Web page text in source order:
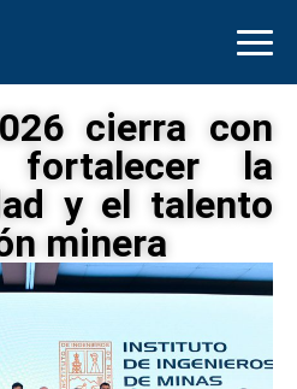
cierra con
fortalecer la
y el talento
minera